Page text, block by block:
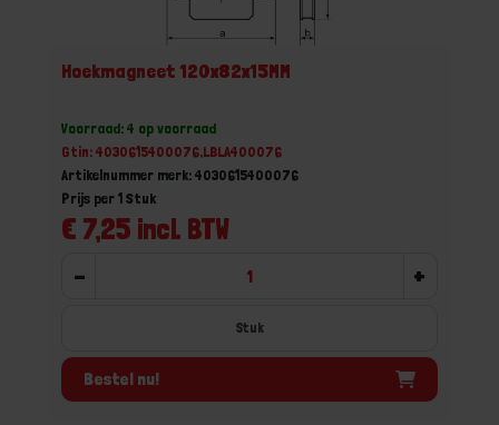
Hoekmagneet 120x82x15MM
Voorraad: 4 op voorraad
Gtin: 4030615400076,LBLA400076
Artikelnummer merk: 4030615400076
€ 7,25 incl. BTW
Prijs per 1 Stuk
- +
Stuk
Bestel nu!